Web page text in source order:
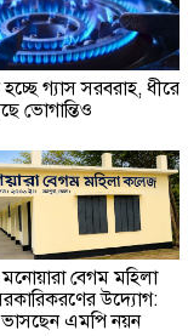
হচ্ছে গ্যাস সরবরাহ, ধীরে
ভোগান্তিও
বেগম মহিলা
উদ্যোগ:
ভাসছেন এমপি নয়ন